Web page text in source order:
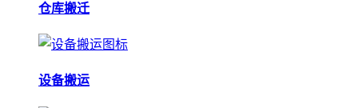
仓库搬迁
设备搬运